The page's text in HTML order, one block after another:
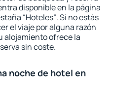
disponible en la página
“Hoteles“. Si no estás
el viaje por alguna razón
alojamiento ofrece la
sin coste.
noche de hotel en